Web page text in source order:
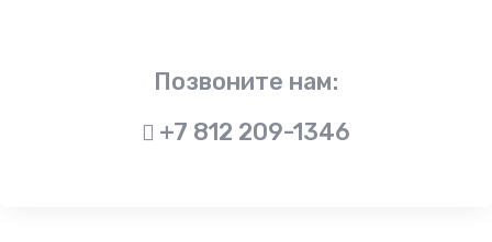
Позвоните нам:
+7 812 209-1346